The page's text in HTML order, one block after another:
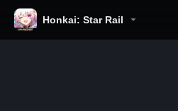
Honkai: Star Rail